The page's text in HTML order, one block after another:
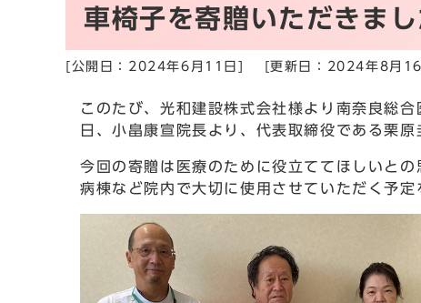
車椅子を寄贈いただきま
[公開日：2024年6月11日] [更新日：2024年8月16
このたび、光和建設株式会社様より南奈良総
日、小畠康宣院長より、代表取締役である栗
今回の寄贈は医療のために役立ててほしいと
病棟など院内で大切に使用させていただく予定